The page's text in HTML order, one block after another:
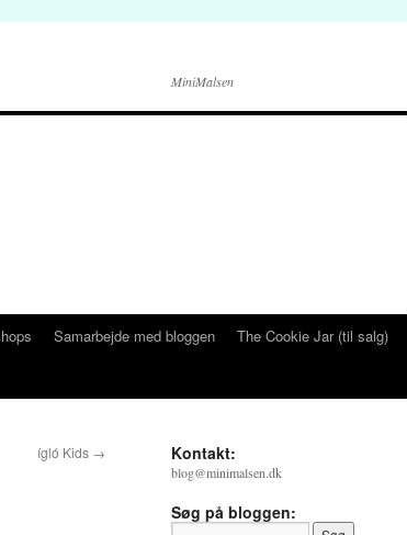
MiniMalsen
Samarbejde med bloggen
The Cookie Jar (til salg)
ígló Kids → Kontakt:
blog@minimalsen.dk
Søg på bloggen: